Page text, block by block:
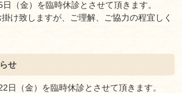
（金）を臨時休診とさせて頂きます。
け致しますが、ご理解、ご協力の程宜しく
せ
日（金）を臨時休診とさせて頂きます。